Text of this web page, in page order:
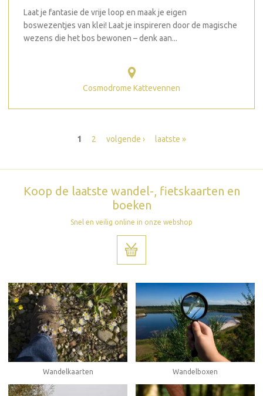
Laat je fantasie de vrije loop en maak je eigen
boswezentjes van klei! Laat je inspireren door de magische
wezens die het bos bewonen – denk aan...
Cosmodrome Kattevennen
1 2 volgende › laatste »
Koop de laatste wandel-, fietskaarten en
boeken
Snel en veilig online in onze webshop
Wandelkaarten Wandelboxen